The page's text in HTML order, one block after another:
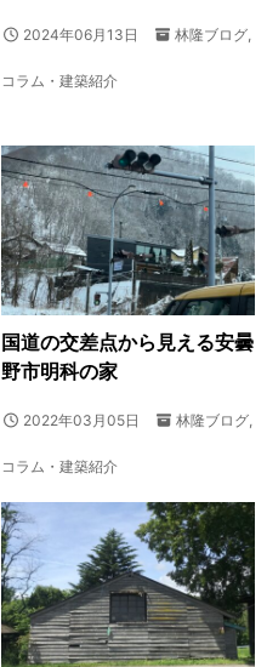
2024年06月13日 林隆ブログ,
コラム・建築紹介
国道の交差点から見える安曇
野市明科の家
2022年03月05日 林隆ブログ,
コラム・建築紹介